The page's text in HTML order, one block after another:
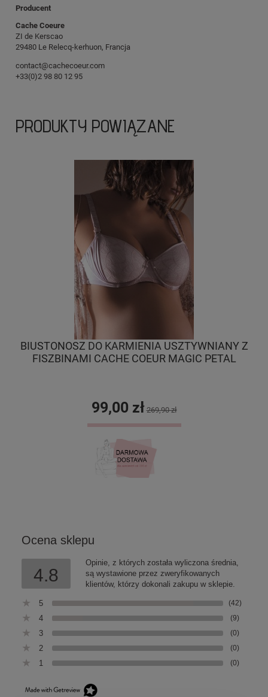
Producent
Cache Coeure
ZI de Kerscao
29480 Le Relecq-kerhuon, Francja
contact@cachecoeur.com
+33(0)2 98 80 12 95
PRODUKTY POWIĄZANE
BIUSTONOSZ DO KARMIENIA USZTYWNIANY Z
FISZBINAMI CACHE COEUR MAGIC PETAL
99,00 zł 269,90 zł
Ocena sklepu
4.8
Opinie, z których została wyliczona średnia,
są wystawione przez zweryfikowanych
klientów, którzy dokonali zakupu w sklepie.
5 (42)
4 (9)
3 (0)
2 (0)
1 (0)